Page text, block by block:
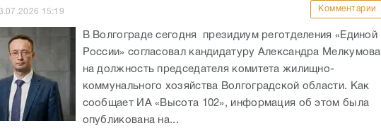
15:19 Комментарии
В Волгограде сегодня президиум реготделения «Единой
России» согласовал кандидатуру Александра Мелкумова
на должность председателя комитета жилищно-
коммунального хозяйства Волгоградской области. Как
сообщает ИА «Высота 102», информация об этом была
опубликована на...